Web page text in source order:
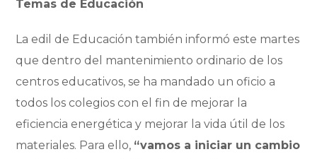
Temas de Educación
La edil de Educación también informó este martes
que dentro del mantenimiento ordinario de los
centros educativos, se ha mandado un oficio a
todos los colegios con el fin de mejorar la
eficiencia energética y mejorar la vida útil de los
materiales. Para ello, “vamos a iniciar un cambio